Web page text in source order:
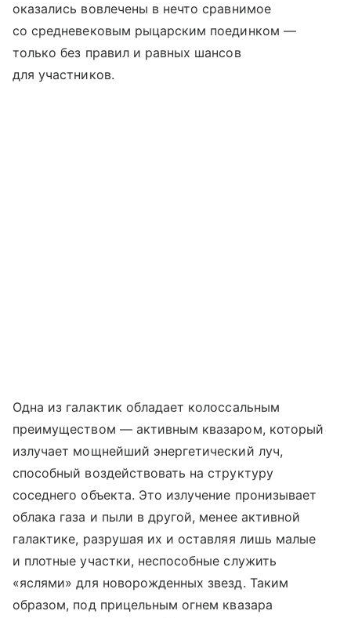
оказались вовлечены в нечто сравнимое
со средневековым рыцарским поединком —
только без правил и равных шансов
для участников.
Одна из галактик обладает колоссальным
преимуществом — активным квазаром, который
излучает мощнейший энергетический луч,
способный воздействовать на структуру
соседнего объекта. Это излучение пронизывает
облака газа и пыли в другой, менее активной
галактике, разрушая их и оставляя лишь малые
и плотные участки, неспособные служить
«яслями» для новорожденных звезд. Таким
образом, под прицельным огнем квазара